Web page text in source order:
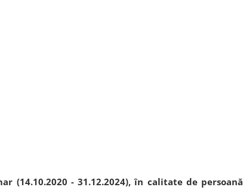
(14.10.2020 - 31.12.2024), în calitate de persoană